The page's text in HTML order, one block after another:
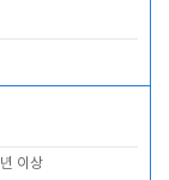
이상